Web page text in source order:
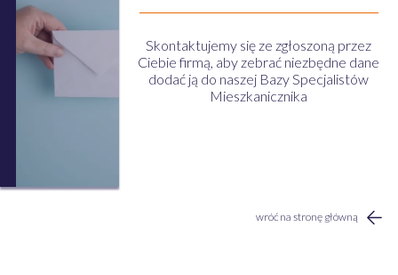
Skontaktujemy się ze zgłoszoną przez
Ciebie firmą, aby zebrać niezbędne dane
dodać ją do naszej Bazy Specjalistów
Mieszkanicznika
wróć na stronę główną